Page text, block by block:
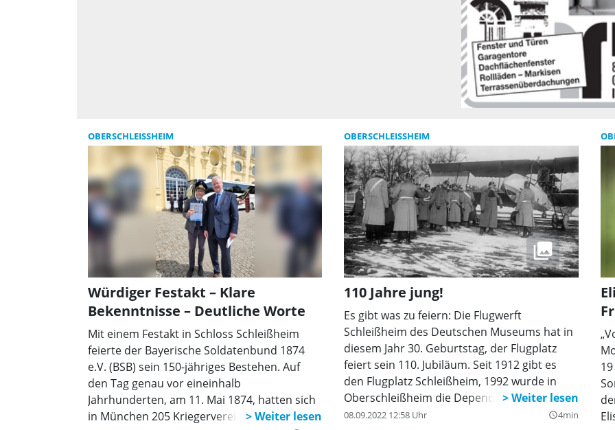
OBERSCHLEISSHEIM
Würdiger Festakt – Klare
Bekenntnisse – Deutliche Worte
Mit einem Festakt in Schloss Schleißheim
feierte der Bayerische Soldatenbund 1874
e.V. (BSB) sein 150-jähriges Bestehen. Auf
den Tag genau vor eineinhalb
Jahrhunderten, am 11. Mai 1874, hatten sich
in München 205 Kriegervereine auf
OBERSCHLEISSHEIM
110 Jahre jung!
Es gibt was zu feiern: Die Flugwerft
Schleißheim des Deutschen Museums hat in
diesem Jahr 30. Geburtstag, der Flugplatz
feiert sein 110. Jubiläum. Seit 1912 gibt es
den Flugplatz Schleißheim, 1992 wurde in
Oberschleißheim die Dependance des
Deutschen Museums eröffnet – und rund 3,5
08.09.2022 12:58 Uhr query_builder4min